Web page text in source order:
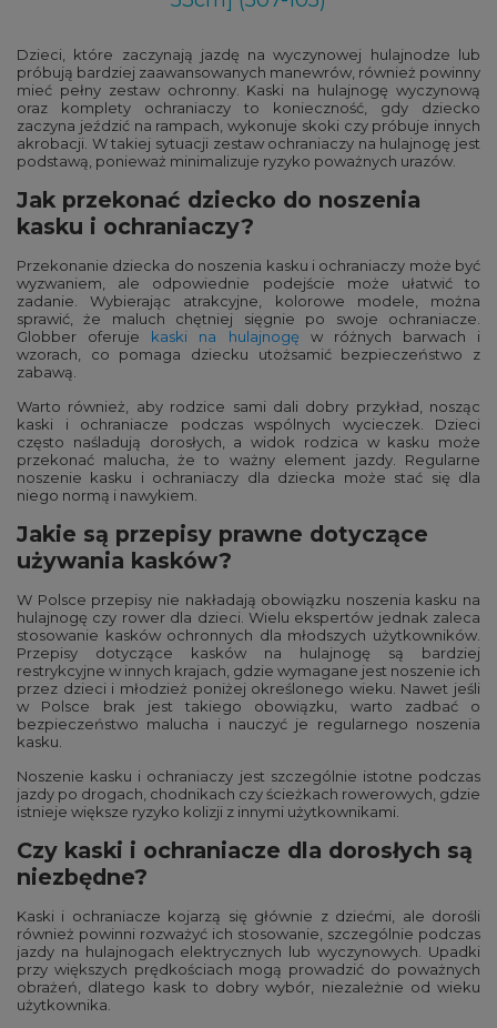
Dzieci, które zaczynają jazdę na wyczynowej hulajnodze lub
próbują bardziej zaawansowanych manewrów, również powinny
mieć pełny zestaw ochronny. Kaski na hulajnogę wyczynową
oraz komplety ochraniaczy to konieczność, gdy dziecko
zaczyna jeździć na rampach, wykonuje skoki czy próbuje innych
akrobacji. W takiej sytuacji zestaw ochraniaczy na hulajnogę jest
podstawą, ponieważ minimalizuje ryzyko poważnych urazów.
Jak przekonać dziecko do noszenia
kasku i ochraniaczy?
Przekonanie dziecka do noszenia kasku i ochraniaczy może być
wyzwaniem, ale odpowiednie podejście może ułatwić to
zadanie. Wybierając atrakcyjne, kolorowe modele, można
sprawić, że maluch chętniej sięgnie po swoje ochraniacze.
Globber oferuje kaski na hulajnogęw różnych barwach i
wzorach, co pomaga dziecku utożsamić bezpieczeństwo z
zabawą.
Warto również, aby rodzice sami dali dobry przykład, nosząc
kaski i ochraniacze podczas wspólnych wycieczek. Dzieci
często naśladują dorosłych, a widok rodzica w kasku może
przekonać malucha, że to ważny element jazdy. Regularne
noszenie kasku i ochraniaczy dla dziecka może stać się dla
niego normą i nawykiem.
Jakie są przepisy prawne dotyczące
używania kasków?
W Polsce przepisy nie nakładają obowiązku noszenia kasku na
hulajnogę czy rower dla dzieci. Wielu ekspertów jednak zaleca
stosowanie kasków ochronnych dla młodszych użytkowników.
Przepisy dotyczące kasków na hulajnogę są bardziej
restrykcyjne w innych krajach, gdzie wymagane jest noszenie ich
przez dzieci i młodzież poniżej określonego wieku. Nawet jeśli
w Polsce brak jest takiego obowiązku, warto zadbać o
bezpieczeństwo malucha i nauczyć je regularnego noszenia
kasku.
Noszenie kasku i ochraniaczy jest szczególnie istotne podczas
jazdy po drogach, chodnikach czy ścieżkach rowerowych, gdzie
istnieje większe ryzyko kolizji z innymi użytkownikami.
Czy kaski i ochraniacze dla dorosłych są
niezbędne?
Kaski i ochraniacze kojarzą się głównie z dziećmi, ale dorośli
również powinni rozważyć ich stosowanie, szczególnie podczas
jazdy na hulajnogach elektrycznych lub wyczynowych. Upadki
przy większych prędkościach mogą prowadzić do poważnych
obrażeń, dlatego kask to dobry wybór, niezależnie od wieku
użytkownika.